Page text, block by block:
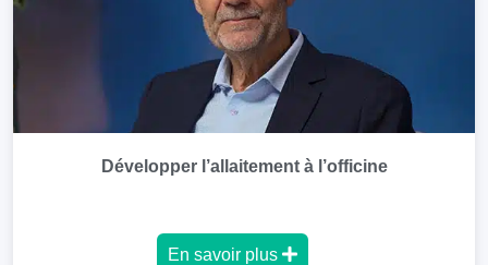
Développer l’allaitement à l’officine
En savoir plus